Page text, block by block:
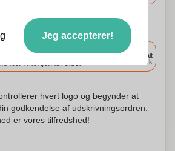
filer i morgen før 9:30.
Levering overalt
i Danmark
hvert logo og begynder at
godkendelse af udskrivningsordren.
er vores tilfredshed!
Jeg accepterer!